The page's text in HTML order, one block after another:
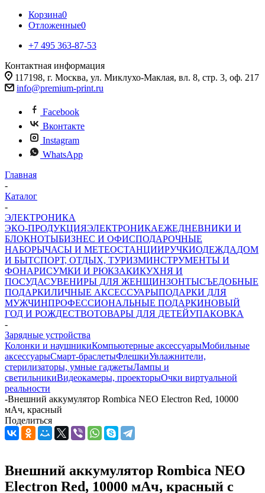
Корзина0
Отложенные0
+7 495 363-87-53
Контактная информация
117198, г. Москва, ул. Миклухо-Маклая, вл. 8, стр. 3, оф. 217
info@premium-print.ru
Facebook
Вконтакте
Instagram
WhatsApp
Главная
-
Каталог
-
ЭЛЕКТРОНИКА
ЭКО-ПРОДУКЦИЯЭЛЕКТРОНИКАЕЖЕДНЕВНИКИ И
БЛОКНОТЫБИЗНЕС И ОФИСПОДАРОЧНЫЕ
НАБОРЫЧАСЫ И МЕТЕОСТАНЦИИРУЧКИОДЕЖДАДОМ
И БЫТСПОРТ, ОТДЫХ, ТУРИЗМИНСТРУМЕНТЫ И
ФОНАРИСУМКИ И РЮКЗАКИКУХНЯ И
ПОСУДАСУВЕНИРЫ ДЛЯ ЖЕНЩИНЗОНТЫСЪЕДОБНЫЕ
ПОДАРКИЛИЧНЫЕ АКСЕССУАРЫПОДАРКИ ДЛЯ
МУЖЧИНПРОФЕССИОНАЛЬНЫЕ ПОДАРКИНОВЫЙ
ГОД И РОЖДЕСТВОТОВАРЫ ДЛЯ ДЕТЕЙУПАКОВКА
-
Зарядные устройства
Колонки и наушникиКомпьютерные аксессуарыМобильные
аксессуарыСмарт-браслетыФлешкиУвлажнители,
стерилизаторы, умные гаджетыЛампы и
светильникиВидеокамеры, проекторыОчки виртуальной
реальности
-Внешний аккумулятор Rombica NEO Electron Red, 10000
мАч, красный
Поделиться
Внешний аккумулятор Rombica NEO
Electron Red, 10000 мАч, красный с